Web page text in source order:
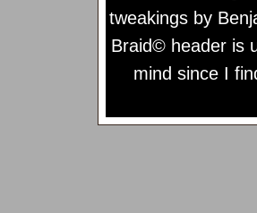
tweakings by
Braid© header is
mind since I